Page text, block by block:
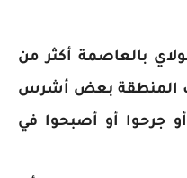
بالعاصمة أكثر من
المنطقة بعض أشرس
جرحوا أو أصبحوا في